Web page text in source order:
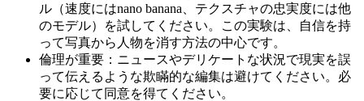
ル（速度にはnano banana、テクスチャの忠実度には他
のモデル）を試してください。この実験は、自信を持
って写真から人物を消す方法の中心です。
倫理が重要：ニュースやデリケートな状況で現実を誤
って伝えるような欺瞞的な編集は避けてください。必
要に応じて同意を得てください。